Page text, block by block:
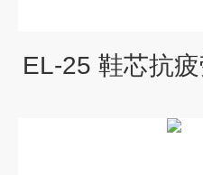
EL-25 鞋芯抗